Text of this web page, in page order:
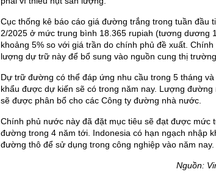
Cục thống kê báo cáo giá đường trắng trong tuần đầu
2/2025 ở mức trung bình 18.365 rupiah (tương dương
khoảng 5% so với giá trần do chính phủ đề xuất.
lượng dự trữ này để bổ sung vào nguồn cung thị
Dự trữ đường có thể đáp ứng nhu cầu trong 5 tháng
khẩu được dự kiến sẽ có trong năm nay. Lượng đường
sẽ được phân bổ cho các Công ty đường nhà nước.
Chính phủ nước này đã đặt mục tiêu sẽ đạt được mức
đường trong 4 năm tới. Indonesia có hạn ngạch nhập
đường thô để sử dụng trong công nghiệp vào năm nay.
Nguồn: